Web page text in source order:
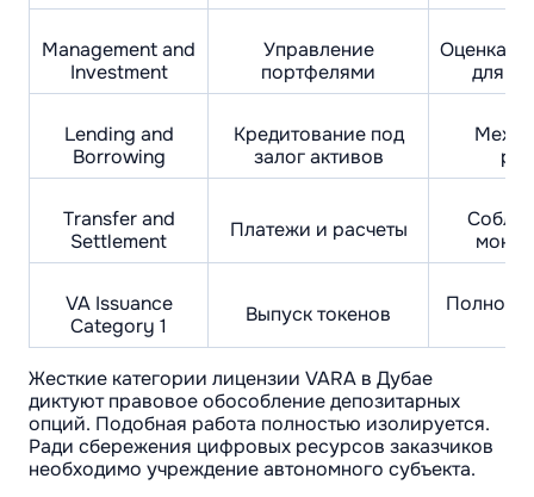
Management and
Investment
Управление
портфелями
Оценка
для
Lending and
Borrowing
Кредитование под
залог активов
Transfer and
Settlement
Платежи и расчеты
VA Issuance
Category 1
Выпуск токенов
Полнота
Жесткие категории лицензии VARA в Дубае
диктуют правовое обособление депозитарных
опций. Подобная работа полностью изолируется.
Ради сбережения цифровых ресурсов заказчиков
необходимо учреждение автономного субъекта.